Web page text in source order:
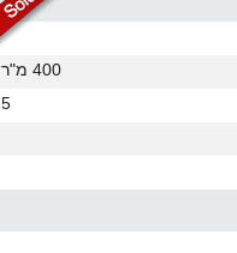
400 מ"ר
5